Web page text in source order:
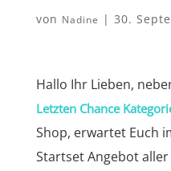
von Nadine | 30.
Hallo Ihr Lieben,
Letzten Chance
Shop, erwartet Euch
Startset Angebot